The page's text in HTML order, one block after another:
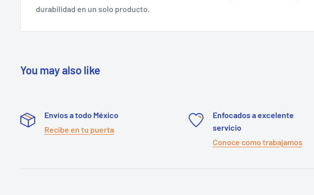
durabilidad en un solo producto.
You may also like
Envíos a todo México
Recibe en tu puerta
Enfocados a excelente
servicio
Conoce como trabajamos